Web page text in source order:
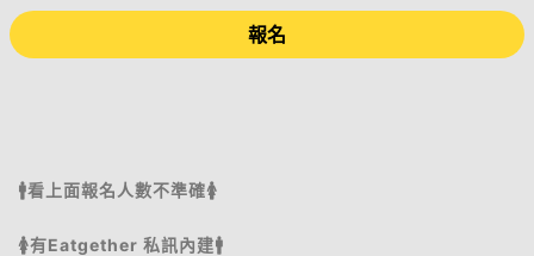
報名
🚹看上面報名人數不準確🚺
🚺有Eatgether 私訊內建🚹